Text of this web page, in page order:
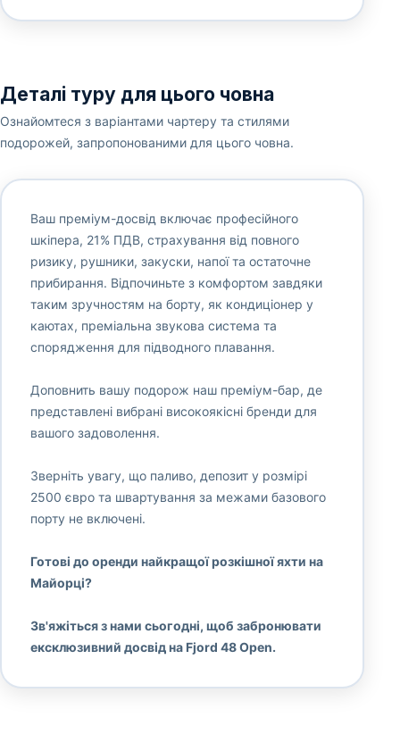
Деталі туру для цього човна
Ознайомтеся з варіантами чартеру та стилями
подорожей, запропонованими для цього човна.
Ваш преміум-досвід включає професійного
шкіпера, 21% ПДВ, страхування від повного
ризику, рушники, закуски, напої та остаточне
прибирання. Відпочиньте з комфортом завдяки
таким зручностям на борту, як кондиціонер у
каютах, преміальна звукова система та
спорядження для підводного плавання.
Доповнить вашу подорож наш преміум-бар, де
представлені вибрані високоякісні бренди для
вашого задоволення.
Зверніть увагу, що паливо, депозит у розмірі
2500 євро та швартування за межами базового
порту не включені.
Готові до оренди найкращої розкішної яхти на
Майорці?
Зв'яжіться з нами сьогодні, щоб забронювати
ексклюзивний досвід на Fjord 48 Open.